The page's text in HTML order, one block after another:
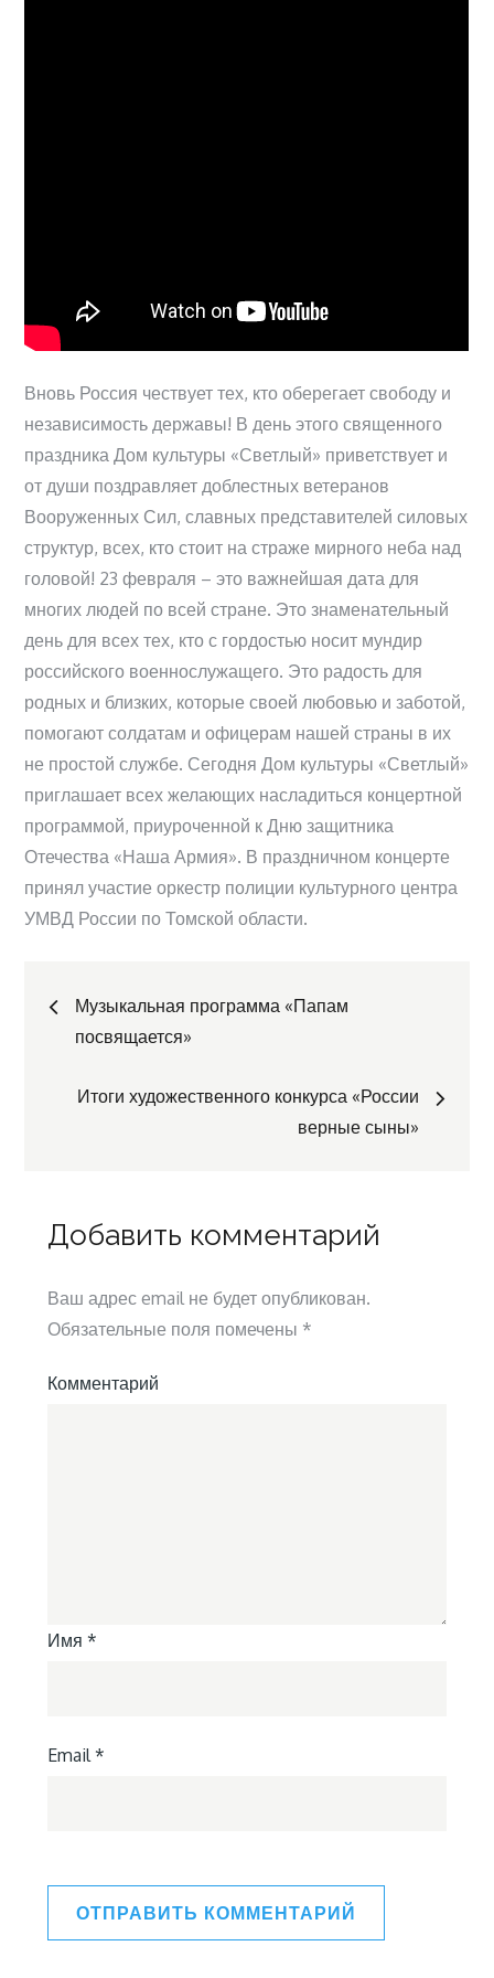
Вновь Россия чествует тех, кто оберегает свободу и
независимость державы! В день этого священного
праздника Дом культуры «Светлый» приветствует и
от души поздравляет доблестных ветеранов
Вооруженных Сил, славных представителей силовых
структур, всех, кто стоит на страже мирного неба над
головой! 23 февраля – это важнейшая дата для
многих людей по всей стране. Это знаменательный
день для всех тех, кто с гордостью носит мундир
российского военнослужащего. Это радость для
родных и близких, которые своей любовью и заботой,
помогают солдатам и офицерам нашей страны в их
не простой службе. Сегодня Дом культуры «Светлый»
приглашает всех желающих насладиться концертной
программой, приуроченной к Дню защитника
Отечества «Наша Армия». В праздничном концерте
принял участие оркестр полиции культурного центра
УМВД России по Томской области.
Навигация
по
Музыкальная программа «Папам
посвящается»
Итоги художественного конкурса «России
верные сыны»
Добавить комментарий
Ваш адрес email не будет опубликован.
Обязательные поля помечены *
Комментарий
Имя *
Email*